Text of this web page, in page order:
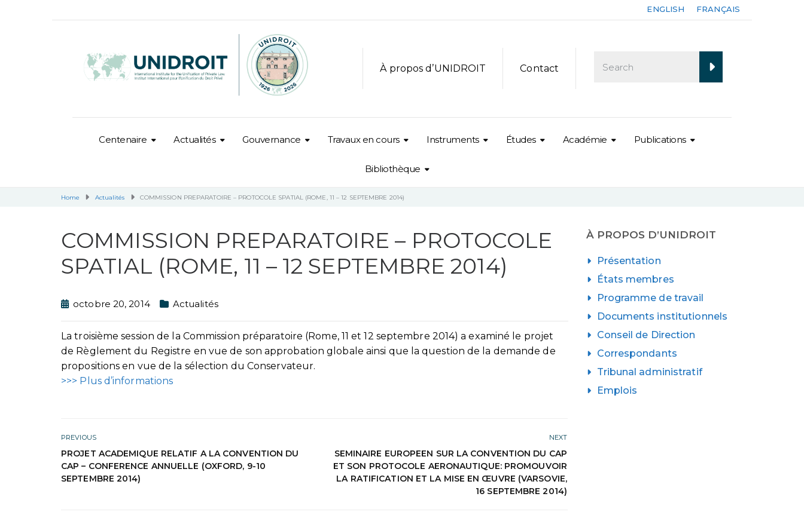
ENGLISH FRANÇAIS
À propos d’UNIDROIT Contact
Centenaire Actualités Gouvernance Travaux en cours Instruments Études Académie Publications
Bibliothèque
Home Actualités COMMISSION PREPARATOIRE – PROTOCOLE SPATIAL (ROME, 11 – 12 SEPTEMBRE 2014)
COMMISSION PREPARATOIRE – PROTOCOLE
SPATIAL (ROME, 11 – 12 SEPTEMBRE 2014)
octobre 20, 2014 Actualités
La troisième session de la Commission préparatoire (Rome, 11 et 12 septembre 2014) a examiné le projet
de Règlement du Registre en vue de son approbation globale ainsi que la question de la demande de
propositions en vue de la sélection du Conservateur.
>>> Plus d’informations
PREVIOUS
PROJET ACADEMIQUE RELATIF A LA CONVENTION DU
CAP – CONFERENCE ANNUELLE (OXFORD, 9-10
SEPTEMBRE 2014)
NEXT
SEMINAIRE EUROPEEN SUR LA CONVENTION DU CAP
ET SON PROTOCOLE AERONAUTIQUE: PROMOUVOIR
LA RATIFICATION ET LA MISE EN ŒUVRE (VARSOVIE,
16 SEPTEMBRE 2014)
À PROPOS D’UNIDROIT
Présentation
États membres
Programme de travail
Documents institutionnels
Conseil de Direction
Correspondants
Tribunal administratif
Emplois